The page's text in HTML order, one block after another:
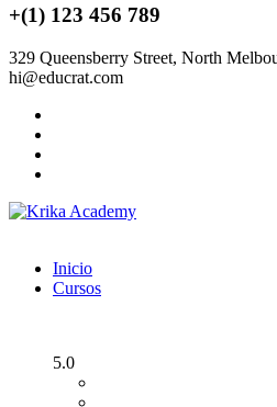
+(1) 123 456 789
329 Queensberry Street, North
hi@educrat.com
Inicio
Cursos
5.0